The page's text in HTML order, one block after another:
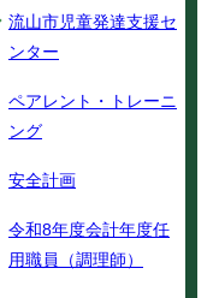
流山市児童発達支援セ
ンター
ペアレント・トレーニ
ング
安全計画
令和8年度会計年度任
用職員（調理師）